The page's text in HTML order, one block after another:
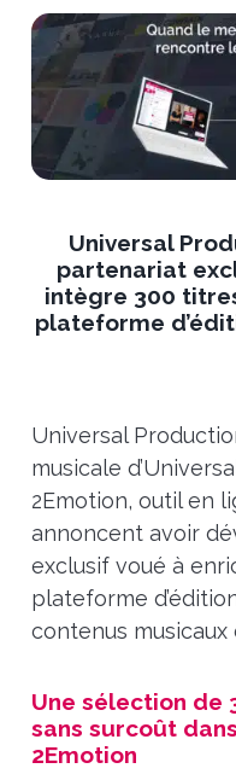
Universal
partenariat
intègre 300
plateforme
Universal
musicale
2Emotion, outil en
annoncent avoir
exclusif voué à
plateforme
contenus musicaux
Une sélection de
sans surcoût
2Emotion